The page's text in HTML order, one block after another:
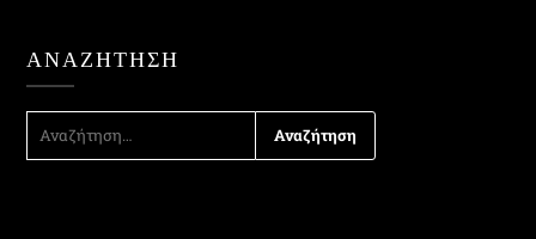
ΑΝΑΖΉΤΗΣΗ
ΓΙΑ: